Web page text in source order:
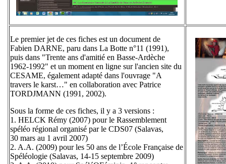
Le premier jet de ces fiches est un document de
Fabien DARNE, paru dans La Botte n°11 (1991),
puis dans "Trente ans d'amitié en Basse-Ardèche
1962-1992" et un moment en ligne sur l'ancien site du
CESAME, également adapté dans l'ouvrage "A
travers le karst…" en collaboration avec Patrice
TORDJMANN (1991, 2002).
Sous la forme de ces fiches, il y a 3 versions :
1. HELCK Rémy (2007) pour le Rassemblement
spéléo régional organisé par le CDS07 (Salavas,
30 mars au 1 avril 2007)
2. A.A. (2009) pour les 50 ans de l’École Française de
Spéléologie (Salavas, 14-15 septembre 2009)